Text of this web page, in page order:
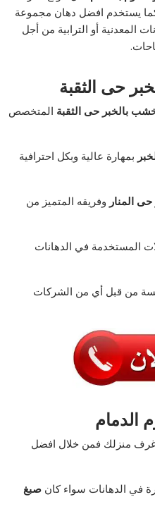
كما يستخدم افضل دهان مجموعة
المعدنية أو الترابية من أجل
حى الثقبة
بالخبر حى الثقبة المتخصص
بمهارة عالية وبكل احترافية
المنار وفريقه المتميز من
المستخدمة في الدهانات
من قبل أي من الشركات
الدمام
غرف منزلك فمن خلال افضل
في الدهانات سواء كانصبغ